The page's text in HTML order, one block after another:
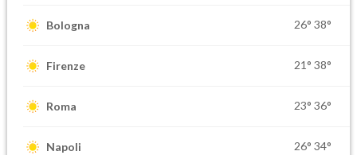
Bologna 26° 38°
Firenze 21° 38°
Roma 23° 36°
Napoli 26° 34°